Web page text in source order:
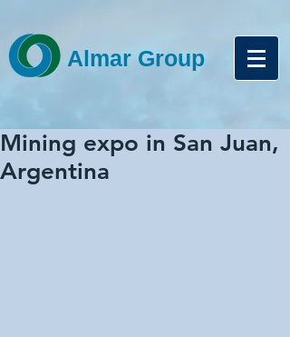
Almar Group
Mining expo in San Juan,
Argentina